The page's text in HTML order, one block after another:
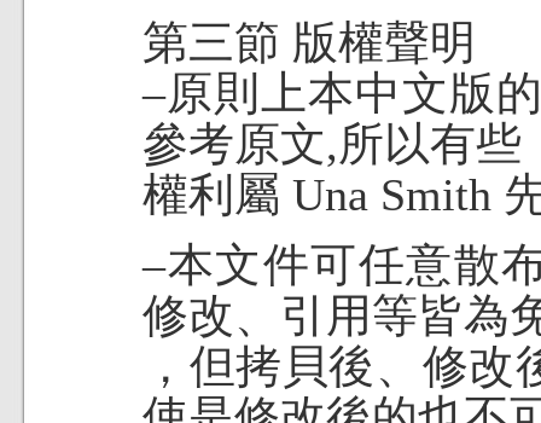
第三節 版權聲明
–原則上本中文版
參考原文,所以有些
權利屬 Una Smith
–本文件可任意散
修改、引用等皆為
，但拷貝後、修